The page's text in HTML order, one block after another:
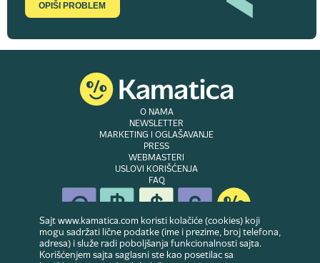
OPIŠI PROBLEM
O NAMA
NEWSLETTER
MARKETING I OGLAŠAVANJE
PRESS
WEBMASTERI
USLOVI KORIŠĆENJA
FAQ
© Copyright 2007-2026. Website developed & owned byDubes doo
zadržana
Sajt www.kamatica.com koristi kolačiće (cookies) koji
mogu sadržati lične podatke (ime i prezime, broj telefona,
adresa) i služe radi poboljšanja funkcionalnosti sajta.
Korišćenjem sajta saglasni ste kao posetilac sa